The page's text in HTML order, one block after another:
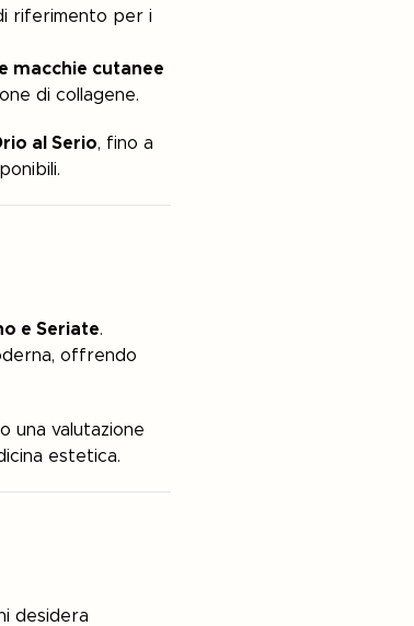
riferimento per i
macchie cutanee
di collagene.
al Serio, fino a
e Seriate.
offrendo
una valutazione
estetica.
desidera